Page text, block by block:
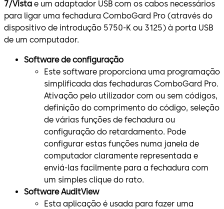
7/Vista e um adaptador USB com os cabos necessários
para ligar uma fechadura ComboGard Pro (através do
dispositivo de introdução 5750-K ou 3125) à porta USB
de um computador.
Software de configuração
Este software proporciona uma programação
simplificada das fechaduras ComboGard Pro.
Ativação pelo utilizador com ou sem códigos,
definição do comprimento do código, seleção
de várias funções de fechadura ou
configuração do retardamento. Pode
configurar estas funções numa janela de
computador claramente representada e
enviá-las facilmente para a fechadura com
um simples clique do rato.
Software AuditView
Esta aplicação é usada para fazer uma